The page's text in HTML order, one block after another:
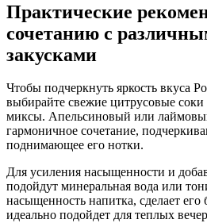
Практические
сочетанию с
закусками
Чтобы подчеркнуть яркость вкуса
выбирайте свежие цитрусовые
миксы. Апельсиновый или
гармоничное сочетание,
поднимающее его нотки.
Для усиления насыщенности и
подойдут минеральная вода или
насыщенность напитка, сделает
идеально подойдет для теплых